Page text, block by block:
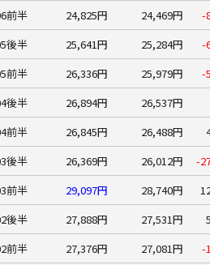
前半
24,825円 24,469円
-
後半
25,641円 25,284円
-
前半
26,336円 25,979円
-
後半
26,894円
26,537円
前半
26,845円 26,488円
後半
26,369円 26,012円
-
前半
29,097円 28,740円
後半
27,888円 27,531円
前半
27,376円 27,081円 -